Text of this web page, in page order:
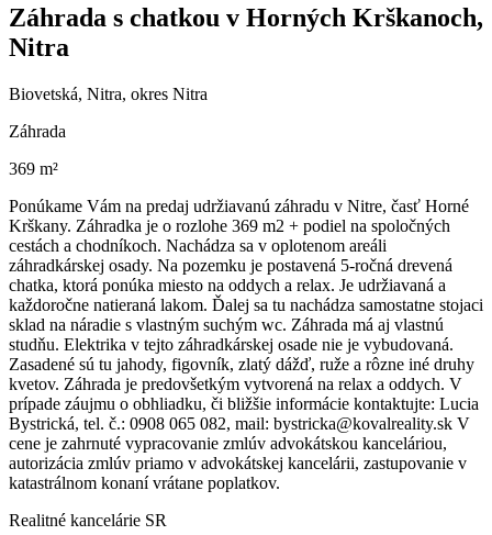
Záhrada s chatkou v Horných Krškanoch,
Nitra
Biovetská, Nitra, okres Nitra
Záhrada
369 m²
Ponúkame Vám na predaj udržiavanú záhradu v Nitre, časť Horné
Krškany. Záhradka je o rozlohe 369 m2 + podiel na spoločných
cestách a chodníkoch. Nachádza sa v oplotenom areáli
záhradkárskej osady. Na pozemku je postavená 5-ročná drevená
chatka, ktorá ponúka miesto na oddych a relax. Je udržiavaná a
každoročne natieraná lakom. Ďalej sa tu nachádza samostatne stojaci
sklad na náradie s vlastným suchým wc. Záhrada má aj vlastnú
studňu. Elektrika v tejto záhradkárskej osade nie je vybudovaná.
Zasadené sú tu jahody, figovník, zlatý dážď, ruže a rôzne iné druhy
kvetov. Záhrada je predovšetkým vytvorená na relax a oddych. V
prípade záujmu o obhliadku, či bližšie informácie kontaktujte: Lucia
Bystrická, tel. č.: 0908 065 082, mail: bystricka@kovalreality.sk V
cene je zahrnuté vypracovanie zmlúv advokátskou kanceláriou,
autorizácia zmlúv priamo v advokátskej kancelárii, zastupovanie v
katastrálnom konaní vrátane poplatkov.
Realitné kancelárie SR